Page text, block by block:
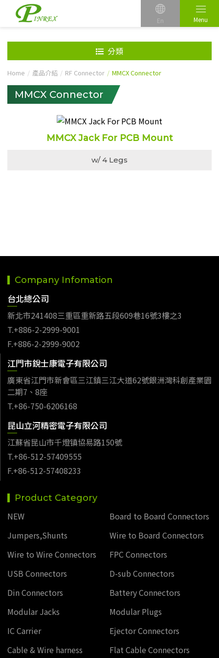
En Menu
分類
Home 產品介紹 RF Connector MMCX Connector
MMCX Connector
MMCX Jack For PCB Mount
w/ 4 Legs
Company Infomation
台北總公司
新北市241408三重區重新路五段609巷16號3樓之3
T.+886-2-2999-9001
F.+886-2-2999-9002
江門市銳士康電子有限公司
廣東省江門市新會區三江鎮三江大道62號銀洲灣科創產業園
二期7、8座
T.+86-750-6206168
昆山立河精密電子有限公司
江蘇省昆山市千燈镇協易路150號
T.+86-512-57409555
F.+86-512-57408233
Product Category
NEW
Board to Board Connectors
Jumpers,Shunts
Wire to Board Connectors
Wire to Wire Connectors
FPC Connectors
USB Connectors
D-sub Connectors
Din Connectors
Battery Connectors
Modular Jacks
Modular Plugs
IC Carrier
Ejector Connectors
Cable & Wire harness
Flat Cable Connectors